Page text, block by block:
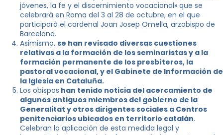
jóvenes, la fe y el discernimiento vocacional» que se
celebrará en Roma del 3 al 28 de octubre, en el que
participará el cardenal Joan Josep Omella, arzobispo de
Barcelona.
Asimismo, se han revisado diversas cuestiones
relativas a la formación de los seminaristas y a la
formación permanente de los presbíteros, la
pastoral vocacional, y el Gabinete de Información de
la Iglesia en Cataluña.
Los obispos han tenido noticia del acercamiento de
algunos antiguos miembros del gobierno de la
Generalitat y otros dirigentes sociales a Centros
penitenciarios ubicados en territorio catalán.
Celebran la aplicación de esta medida legal y